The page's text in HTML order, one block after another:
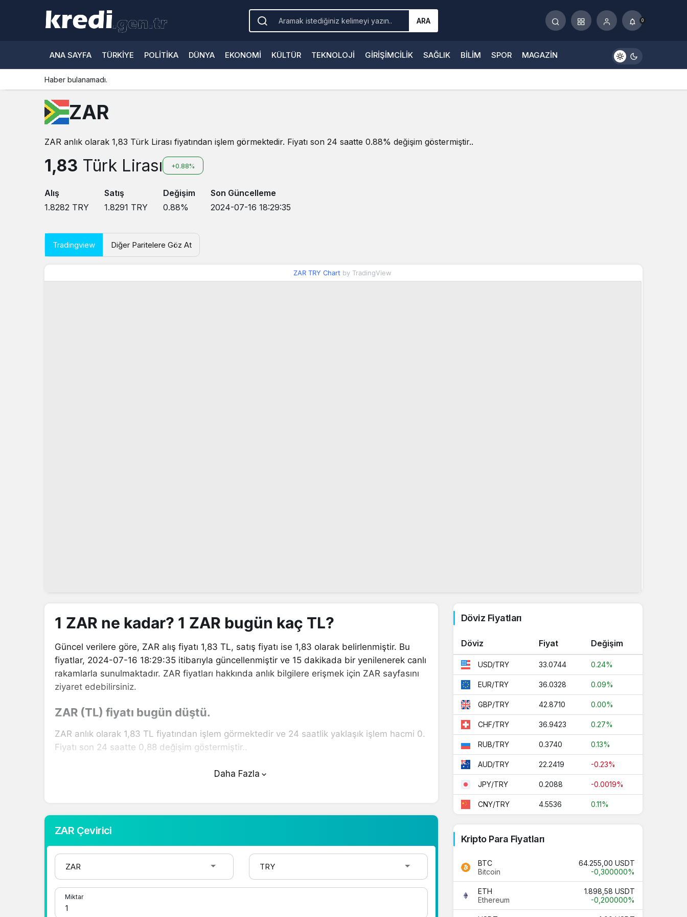
ARA 0
ANA SAYFA TÜRKIYE POLITIKA DÜNYA EKONOMI KÜLTÜR TEKNOLOJI GIRIŞIMCILIK SAĞLIK BILIM SPOR MAGAZIN
Haber bulanamadı.
ZAR
ZAR anlık olarak 1,83 Türk Lirası fiyatından işlem görmektedir. Fiyatı son 24 saatte 0.88% değişim göstermiştir..
1,83 Türk Lirası +0.88%
Alış
1.8282 TRY
Satış
1.8291 TRY
Değişim
0.88%
Son Güncelleme
2024-07-16 18:29:35
Tradingview Diğer Paritelere Göz At
ZAR TRY Chart by TradingView
1 ZAR ne kadar? 1 ZAR bugün kaç TL?
Güncel verilere göre, ZAR alış fiyatı 1,83 TL, satış fiyatı ise 1,83 olarak belirlenmiştir. Bu
fiyatlar, 2024-07-16 18:29:35 itibarıyla güncellenmiştir ve 15 dakikada bir yenilenerek canlı
rakamlarla sunulmaktadır. ZAR fiyatları hakkında anlık bilgilere erişmek için ZAR sayfasını
ziyaret edebilirsiniz.
ZAR (TL) fiyatı bugün düştü.
ZAR anlık olarak 1,83 TL fiyatından işlem görmektedir ve 24 saatlik yaklaşık işlem hacmi 0.
Fiyatı son 24 saatte 0,88 değişim göstermiştir..
ZAR hesaplama işlemleri için, sayfanın üstünde yer alan çevirici aracını kullanarak mevcut
1 Dolar Kaç TL ?
1 CHF Kaç TL ?
1 RUB Kaç TL ?
1 CNY Kaç TL ?
Daha Fazla
ZAR Çevirici
Miktar
Döviz Fiyatları
Döviz Fiyat Değişim
USD/TRY 33.0744 0.24%
EUR/TRY 36.0328 0.09%
GBP/TRY 42.8710 0.00%
CHF/TRY 36.9423 0.27%
RUB/TRY 0.3740 0.13%
AUD/TRY 22.2419 -0.23%
JPY/TRY 0.2088 -0.0019%
CNY/TRY 4.5536 0.11%
Kripto Para Fiyatları
BTC
Bitcoin
64.255,00 USDT
-0,300000%
ETH
Ethereum
1.898,58 USDT
-0,200000%